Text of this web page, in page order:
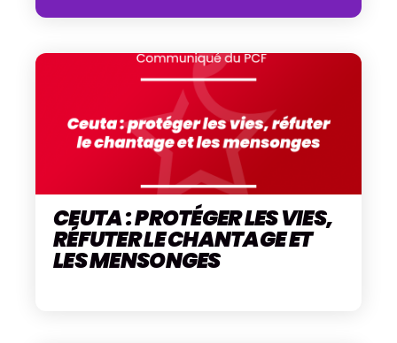
CEUTA : PROTÉGER LES VIES,
RÉFUTER LE CHANTAGE ET
LES MENSONGES